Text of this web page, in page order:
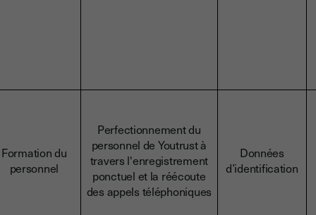
Formation du
personnel
Perfectionnement du
personnel de Youtrust à
travers l'enregistrement
ponctuel et la réécoute
des appels téléphoniques
Données
d’identification